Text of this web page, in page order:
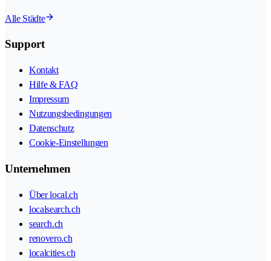
Alle Städte
Support
Kontakt
Hilfe & FAQ
Impressum
Nutzungsbedingungen
Datenschutz
Cookie-Einstellungen
Unternehmen
Über local.ch
localsearch.ch
search.ch
renovero.ch
localcities.ch